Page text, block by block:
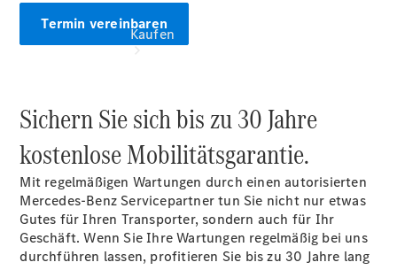
Kaufen
Übersicht
Neuwagenangebote
Termin vereinbaren
Sichern Sie sich bis zu 30 Jahre
kostenlose Mobilitätsgarantie.
Mit regelmäßigen Wartungen durch einen autorisierten
Mercedes-Benz Servicepartner tun Sie nicht nur etwas
Gutes für Ihren Transporter, sondern auch für Ihr
Geschäft. Wenn Sie Ihre Wartungen regelmäßig bei uns
durchführen lassen, profitieren Sie bis zu 30 Jahre lang